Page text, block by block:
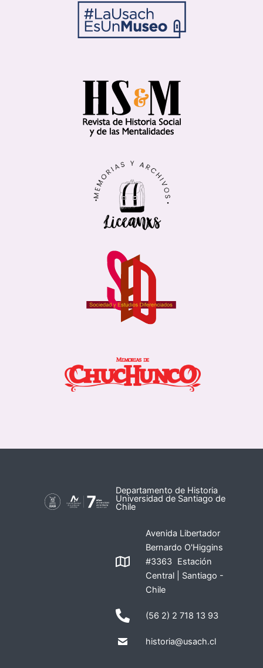
Departamento de Historia
Universidad de Santiago de
Chile
Avenida Libertador
Bernardo O'Higgins
#3363 Estación
Central | Santiago -
Chile
(56 2) 2 718 13 93
historia@usach.cl